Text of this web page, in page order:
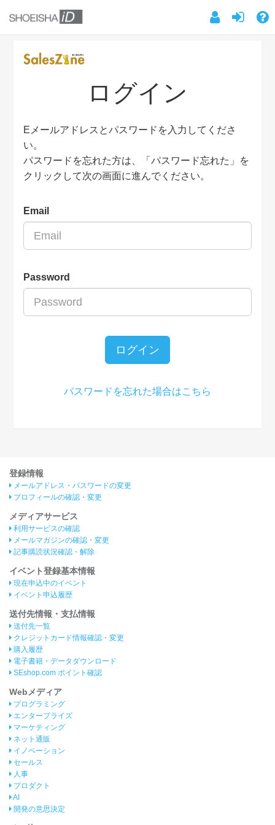
ログイン
Eメールアドレスとパスワードを入力してくださ
い。
パスワードを忘れた方は、「パスワード忘れた」を
クリックして次の画面に進んでください。
Email
Password
ログイン
パスワードを忘れた場合はこちら
登録情報
メールアドレス・パスワードの変更
プロフィールの確認・変更
メディアサービス
利用サービスの確認
メールマガジンの確認・変更
記事購読状況確認・解除
イベント登録基本情報
現在申込中のイベント
イベント申込履歴
送付先情報・支払情報
送付先一覧
クレジットカード情報確認・変更
購入履歴
電子書籍・データダウンロード
SEshop.com ポイント確認
Webメディア
プログラミング
エンタープライズ
マーケティング
ネット通販
イノベーション
セールス
人事
プロダクト
AI
開発の意思決定